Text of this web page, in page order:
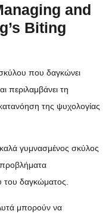
and
Biting
που δαγκώνει
περιλαμβάνει τη
της ψυχολογίας
γυμνασμένος σκύλος
προβλήματα
του δαγκώματος.
μπορούν να